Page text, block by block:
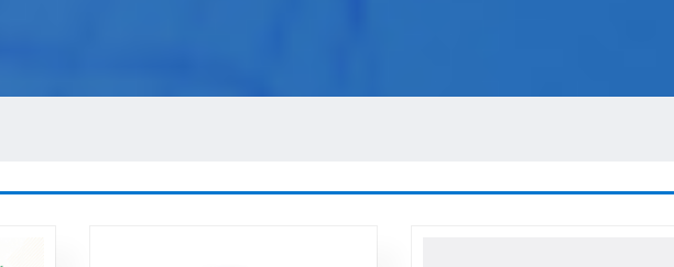
حقوق و دستمزد و کارگزینی